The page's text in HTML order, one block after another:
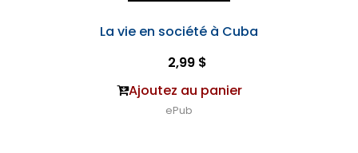
La vie en société à Cuba
2,99 $
Ajoutez au panier
ePub